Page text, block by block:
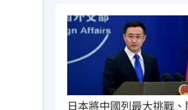
日本將中國列最大挑戰、